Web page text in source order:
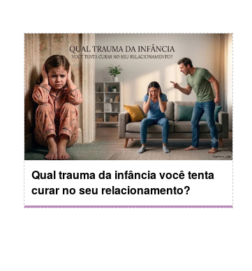
Qual trauma da infância você tenta
curar no seu relacionamento?